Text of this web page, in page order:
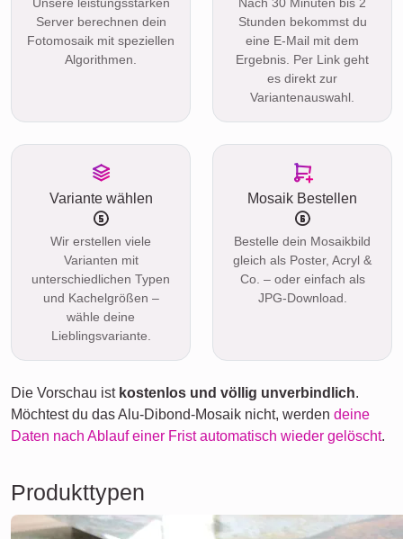
Server berechnen dein
Fotomosaik mit speziellen
Algorithmen.
Stunden bekommst du
eine E-Mail mit dem
Ergebnis. Per Link geht
es direkt zur
Variantenauswahl.
Variante wählen
Wir erstellen viele
Varianten mit
unterschiedlichen Typen
und Kachelgrößen –
wähle deine
Lieblingsvariante.
Mosaik Bestellen
Bestelle dein Mosaikbild
gleich als Poster, Acryl &
Co. – oder einfach als
JPG-Download.
Die Vorschau ist kostenlos und völlig unverbindlich.
Möchtest du das Alu-Dibond-Mosaik nicht, werden deine
Daten nach Ablauf einer Frist automatisch wieder gelöscht.
Produkttypen